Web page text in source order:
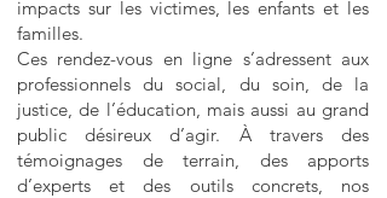
impacts sur les victimes, les enfants et les
familles.
Ces rendez-vous en ligne s’adressent aux
professionnels du social, du soin, de la
justice, de l’éducation, mais aussi au grand
public désireux d’agir. À travers des
témoignages de terrain, des apports
d’experts et des outils concrets, nos